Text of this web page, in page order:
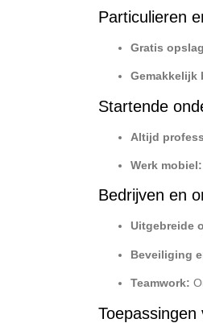
Particulieren
Gratis
Gemakkelijk
Startende
Altijd
Werk mobiel:
Bedrijven en
Uitgebreide
Beveiliging
Teamwork: